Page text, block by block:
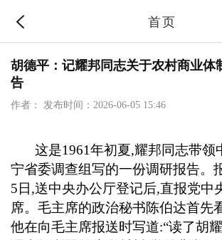
首页
胡德平：记耀邦同志关于农村商业体
告
作者：
发布时间：2026-06-05 15:46
这是1961年初夏,耀邦同志带领
宁省委调查组写的一份调研报告。
5 日 ,送中央办公厅登记后,直报党中
席。毛主席的政治秘书陈伯达首先
他在向毛主席报送时写道:“读了胡